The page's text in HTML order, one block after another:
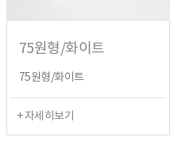
75원형/화이트
75원형/화이트
+ 자세히보기